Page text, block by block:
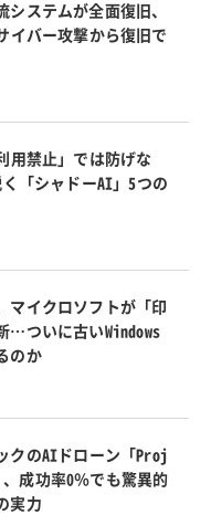
システムが全面復旧、
イバー攻撃から復旧で
用禁止」では防げな
「シャドーAI」5つの
マイクロソフトが「印
…ついに古いWindows
のか
クのAIドローン「Proj
成功率0％でも驚異的
実力